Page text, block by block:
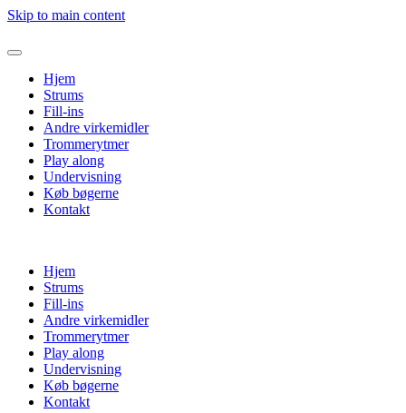
Skip to main content
Hjem
Strums
Fill-ins
Andre virkemidler
Trommerytmer
Play along
Undervisning
Køb bøgerne
Kontakt
Hjem
Strums
Fill-ins
Andre virkemidler
Trommerytmer
Play along
Undervisning
Køb bøgerne
Kontakt